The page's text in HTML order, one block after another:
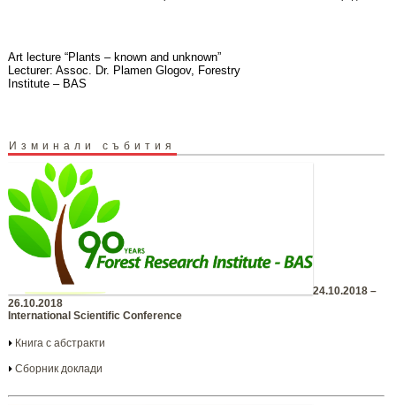
Art lecture “Plants – known and unknown”
Lecturer: Assoc. Dr. Plamen Glogov, Forestry
Institute – BAS
Изминали събития
24.10.2018 –
26.10.2018
International Scientific Conference
Книга с абстракти
Сборник доклади